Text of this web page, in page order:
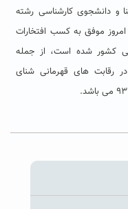
و دانشجوی کارشناسی رشته
موفق به کسب افتخارات
کشور شده است، از جمله
رقابت های قهرمانی شنای